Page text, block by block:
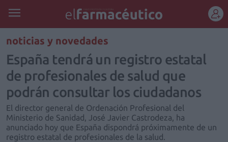
REGÍSTRATE
noticias y novedades
España tendrá un registro estatal
de profesionales de salud que
podrán consultar los ciudadanos
El director general de Ordenación Profesional del
Ministerio de Sanidad, José Javier Castrodeza, ha
anunciado hoy que España dispondrá próximamente de un
registro estatal de profesionales de la salud.